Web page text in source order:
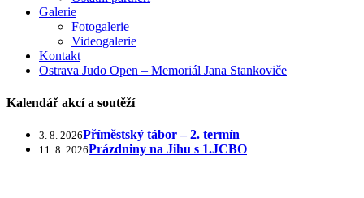
Galerie
Fotogalerie
Videogalerie
Kontakt
Ostrava Judo Open – Memoriál Jana Stankoviče
Kalendář akcí a soutěží
3. 8. 2026Příměstský tábor – 2. termín
11. 8. 2026Prázdniny na Jihu s 1.JCBO